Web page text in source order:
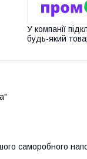
У компанії
будь-який
саморобного